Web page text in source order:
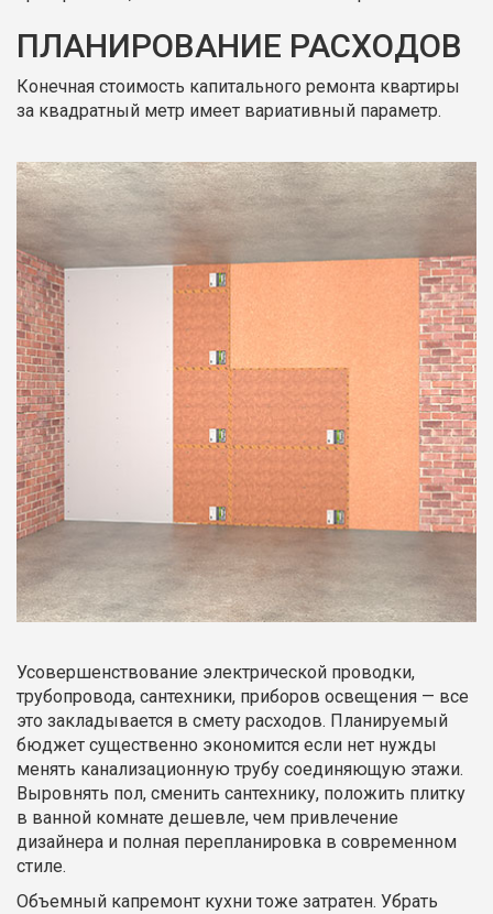
ПЛАНИРОВАНИЕ РАСХОДОВ
Конечная стоимость капитального ремонта квартиры
за квадратный метр имеет вариативный параметр.
Усовершенствование электрической проводки,
трубопровода, сантехники, приборов освещения — все
это закладывается в смету расходов. Планируемый
бюджет существенно экономится если нет нужды
менять канализационную трубу соединяющую этажи.
Выровнять пол, сменить сантехнику, положить плитку
в ванной комнате дешевле, чем привлечение
дизайнера и полная перепланировка в современном
стиле.
Объемный капремонт кухни тоже затратен. Убрать